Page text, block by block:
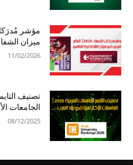
ميزان
11/02/2026
الجامعات
08/12/2025